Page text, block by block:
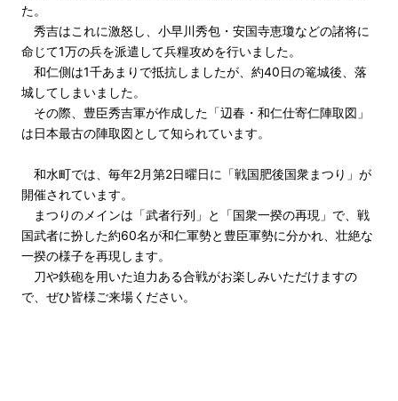
た。
秀吉はこれに激怒し、小早川秀包・安国寺恵瓊などの諸将に
命じて1万の兵を派遣して兵糧攻めを行いました。
和仁側は1千あまりで抵抗しましたが、約40日の篭城後、落
城してしまいました。
その際、豊臣秀吉軍が作成した「辺春・和仁仕寄仁陣取図」
は日本最古の陣取図として知られています。
和水町では、毎年2月第2日曜日に「戦国肥後国衆まつり」が
開催されています。
まつりのメインは「武者行列」と「国衆一揆の再現」で、戦
国武者に扮した約60名が和仁軍勢と豊臣軍勢に分かれ、壮絶な
一揆の様子を再現します。
刀や鉄砲を用いた迫力ある合戦がお楽しみいただけますの
で、ぜひ皆様ご来場ください。